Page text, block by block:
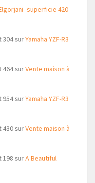
superficie 420
304surYamaha YZF-R3
464surVente maison à
954surYamaha YZF-R3
430surVente maison à
198 surA Beautiful